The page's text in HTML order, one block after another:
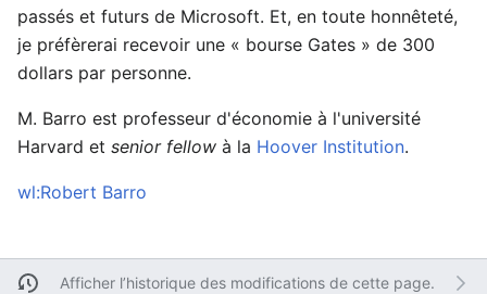
passés et futurs de Microsoft. Et, en toute honnêteté,
je préfèrerai recevoir une « bourse Gates » de 300
dollars par personne.
M. Barro est professeur d'économie à l'université
Harvard et senior fellow à la Hoover Institution.
wl:Robert Barro
Afficher l’historique des modifications de cette page.